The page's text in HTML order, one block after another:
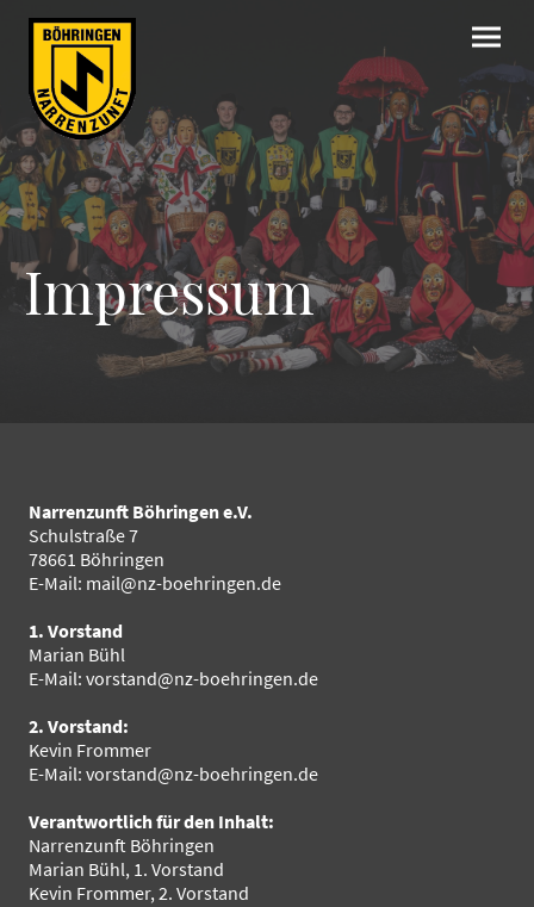
Impressum
Narrenzunft Böhringen e.V.
Schulstraße 7
78661 Böhringen
E-Mail: mail@nz-boehringen.de
1. Vorstand
Marian Bühl
E-Mail: vorstand@nz-boehringen.de
2. Vorstand:
Kevin Frommer
E-Mail: vorstand@nz-boehringen.de
Verantwortlich für den Inhalt:
Narrenzunft Böhringen
Marian Bühl, 1. Vorstand
Kevin Frommer, 2. Vorstand